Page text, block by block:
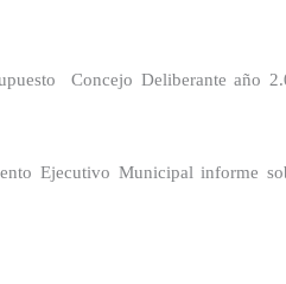
Concejo Deliberante año
Ejecutivo Municipal informe